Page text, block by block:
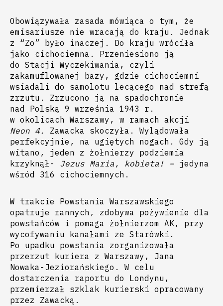
Obowiązywała zasada mówiąca o tym, że
emisariusze nie wracają do kraju. Jednak
z “Zo” było inaczej. Do kraju wróciła
jako cichociemna. Przeniesiono ją
do Stacji Wyczekiwania, czyli
zakamuflowanej bazy, gdzie cichociemni
wsiadali do samolotu lecącego nad strefą
zrzutu. Zrzucono ją na spadochronie
nad Polską 9 września 1943 r.
w okolicach Warszawy, w ramach akcji
Neon 4. Zawacka skoczyła. Wylądowała
perfekcyjnie, na ugiętych nogach. Gdy ją
witano, jeden z żołnierzy podziemia
krzyknął- Jezus Maria, kobieta! – jedyna
wśród 316 cichociemnych.
W trakcie Powstania Warszawskiego
opatruje rannych, zdobywa pożywienie dla
powstańców i pomaga żołnierzom AK, przy
wycofywaniu kanałami ze Starówki.
Po upadku powstania zorganizowała
przerzut kuriera z Warszawy, Jana
Nowaka-Jeziorańskiego. W celu
dostarczenia raportu do Londynu,
przemierzał szklak kurierski opracowany
przez Zawacką.